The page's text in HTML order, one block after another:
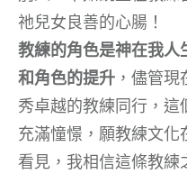
祂兒女良善的心腸！
教練的角色是神在我人
和角色的提升 ，儘管
秀卓越的教練同行，這
充滿憧憬，願教練文
看見，我相信這條教